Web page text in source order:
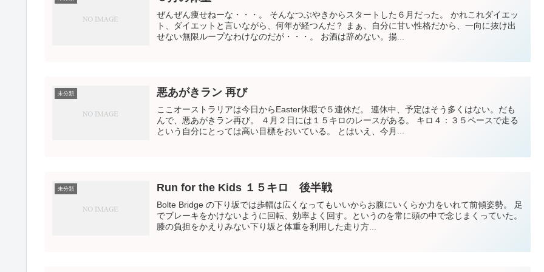
ぜんぜん痩せねーな・・・。 そんなつぶやきからスタートした６月だった。 かれこれダイエッ
ト、ダイエットと言いながら、何年が経つんだ？ まぁ、自分に甘い性格だから、一向に抜け出
せない無限ループなわけなのだが・・・。 お酒は辞めない。揚...
未分類 悪あがきラン 再び
ここオーストラリアは今日からEaster休暇で５連休だ。 連休中、予定はそう多くはない。だも
んで、悪あがきラン再び。 ４月２日には１５キロのレースがある。 キロ４：３５ペースで走る
という自分にとっては高い目標をおいている。 とはいえ、今月...
未分類 Run for the Kids １５キロ 後半戦
Bolte Bridge の下り坂では歩幅は広くなってもいいからお腹にいくらか力をいれて前傾姿勢。 足
でブレーキをかけないように回転、効率よく回す。というのを常に頭の中で念じまくっていた。
膝の負担をかえりみない下り坂と体重を利用した走り方...